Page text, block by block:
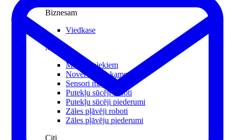
Biznesam
Viedkase
Mājai
Mājdzīvniekiem
Novērošanas kameras
Sensori mājai
Putekļu sūcēji roboti
Putekļu sūcēji piederumi
Zāles pļāvēji roboti
Zāles pļāvēju piederumi
Citi